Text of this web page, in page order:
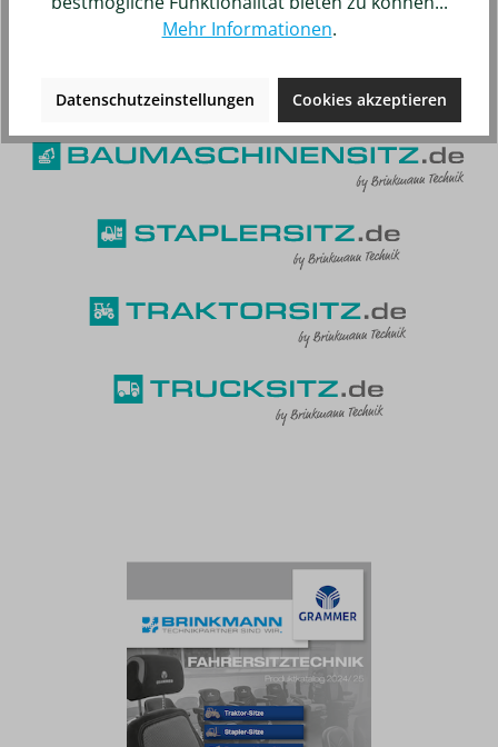
Mehr Informationen.
Datenschutzeinstellungen Cookies akzeptieren